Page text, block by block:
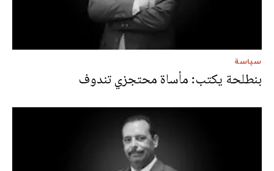
سياسة
بنطلحة يكتب: مأساة محتجزي تندوف